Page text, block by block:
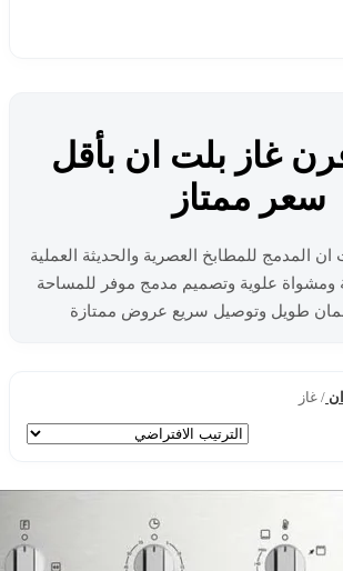
غاز بلت ان بأقل
سعر ممتاز
المدمج للمطابخ العصرية والحديثة العملية
ومشواة علوية وتصميم مدمج موفر للمساحة
ضمان طويل وتوصيل سريع عروض ممتازة
/ غاز